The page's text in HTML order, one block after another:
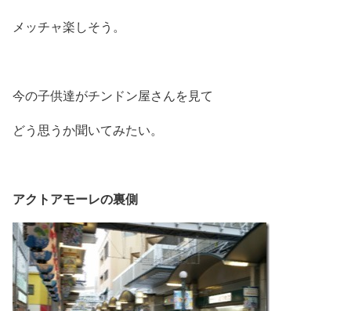
メッチャ楽しそう。
今の子供達がチンドン屋さんを見て
どう思うか聞いてみたい。
アクトアモーレの裏側